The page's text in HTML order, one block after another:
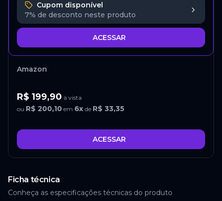
Cupom disponível
7% de desconto neste produto
ACESSAR
Amazon
R$ 199,90 à vista
ou R$ 200,10 em 6x de R$ 33,35
ACESSAR
Ficha técnica
Conheça as especificações técnicas do produto